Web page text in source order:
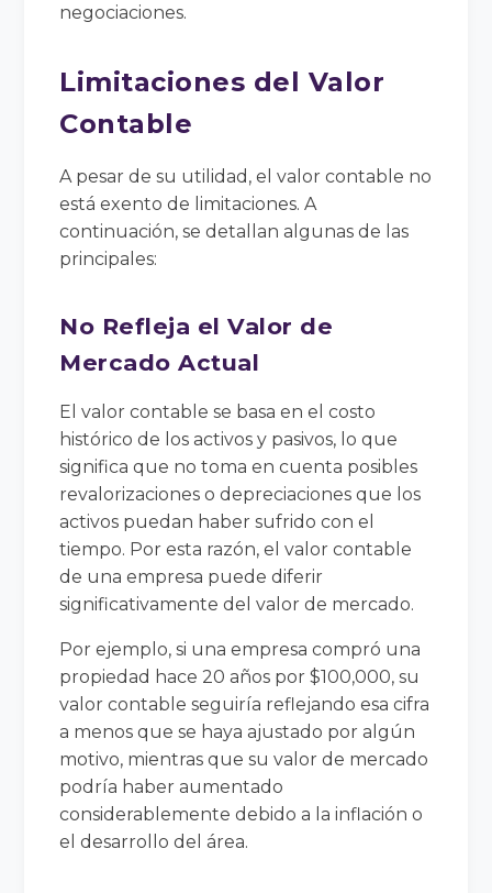
negociaciones.
Limitaciones del Valor
Contable
A pesar de su utilidad, el valor contable no
está exento de limitaciones. A
continuación, se detallan algunas de las
principales:
No Refleja el Valor de
Mercado Actual
El valor contable se basa en el costo
histórico de los activos y pasivos, lo que
significa que no toma en cuenta posibles
revalorizaciones o depreciaciones que los
activos puedan haber sufrido con el
tiempo. Por esta razón, el valor contable
de una empresa puede diferir
significativamente del valor de mercado.
Por ejemplo, si una empresa compró una
propiedad hace 20 años por $100,000, su
valor contable seguiría reflejando esa cifra
a menos que se haya ajustado por algún
motivo, mientras que su valor de mercado
podría haber aumentado
considerablemente debido a la inflación o
el desarrollo del área.